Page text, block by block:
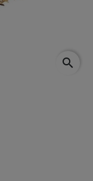
search